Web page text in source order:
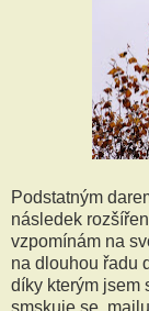
Podstatným
následek
vzpomínám na
na dlouhou řadu
díky kterým jsem
smskuje se,